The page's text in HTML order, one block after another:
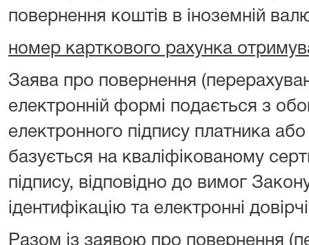
повернення коштів в іноземній
номер карткового рахунка
Заява про повернення
електронній формі подається з
електронного підпису платника
базується на кваліфікованому
підпису, відповідно до вимог
ідентифікацію та електронні
Разом із заявою про повернення